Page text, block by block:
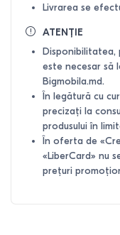
Livrarea se
ATENȚIE
Disponibilitatea,
este necesar să
Bigmobila.md.
În legătură cu
precizați la
produsului în
În oferta de
«LiberCard» nu
prețuri